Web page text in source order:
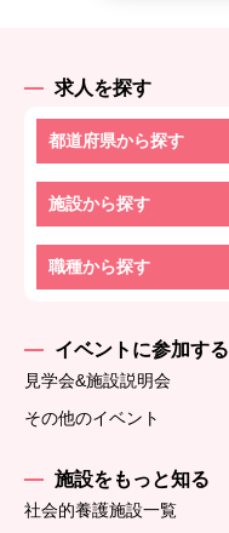
求人を探す
都道府県から探す
施設から探す
職種から探す
イベントに参加する
見学会&施設説明会
その他のイベント
施設をもっと知る
社会的養護施設一覧